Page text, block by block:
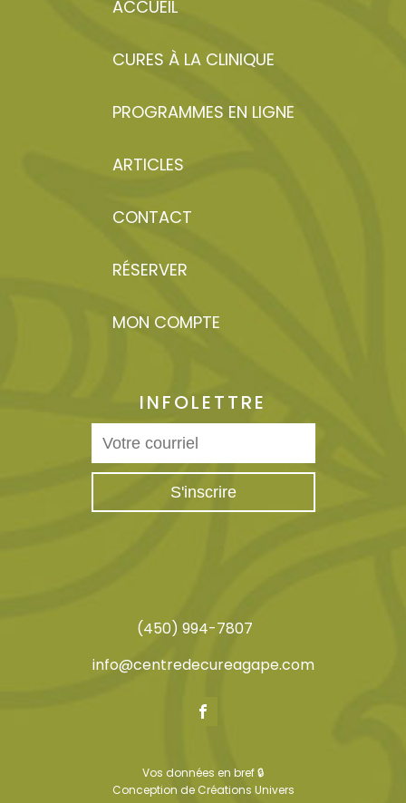
ACCUEIL
CURES À LA CLINIQUE
PROGRAMMES EN LIGNE
ARTICLES
CONTACT
RÉSERVER
MON COMPTE
INFOLETTRE
(450) 994-7807
info@centredecureagape.com
Vos données en bref 🔒
Conception deCréations Univers